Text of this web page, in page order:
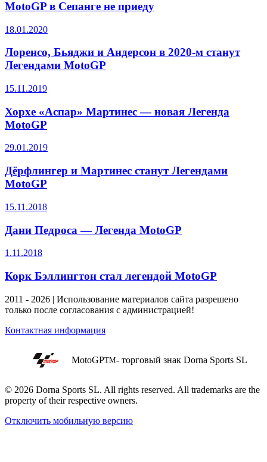
MotoGP в Сепанге не приеду
18.01.2020
Лоренсо, Бьяджи и Андерсон в 2020-м станут
Легендами MotoGP
15.11.2019
Хорхе «Аспар» Мартинес — новая Легенда
MotoGP
29.01.2019
Дёрфлингер и Мартинес станут Легендами
MotoGP
15.11.2018
Дани Педроса — Легенда MotoGP
1.11.2018
Корк Бэллингтон стал легендой MotoGP
2011 - 2026 | Использование материалов сайта разрешено
только после согласования с администрацией!
Контактная информация
MotoGPTM- торговый знак Dorna Sports SL
© 2026 Dorna Sports SL. All rights reserved. All trademarks are the
property of their respective owners.
Отключить мобильную версию